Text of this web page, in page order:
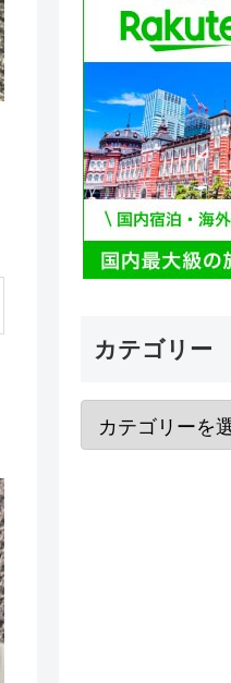
カテゴリー